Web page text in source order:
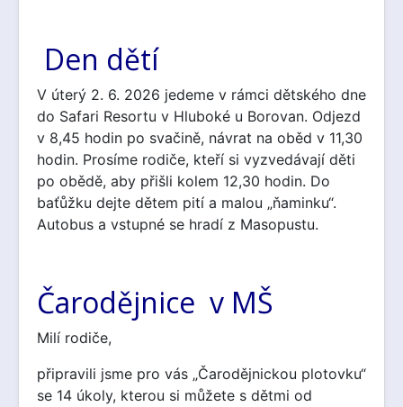
Den dětí
V úterý 2. 6. 2026 jedeme v rámci dětského dne
do Safari Resortu v Hluboké u Borovan. Odjezd
v 8,45 hodin po svačině, návrat na oběd v 11,30
hodin. Prosíme rodiče, kteří si vyzvedávají děti
po obědě, aby přišli kolem 12,30 hodin. Do
baťůžku dejte dětem pití a malou „ňaminku“.
Autobus a vstupné se hradí z Masopustu.
Čarodějnice v MŠ
Milí rodiče,
připravili jsme pro vás „Čarodějnickou plotovku“
se 14 úkoly, kterou si můžete s dětmi od